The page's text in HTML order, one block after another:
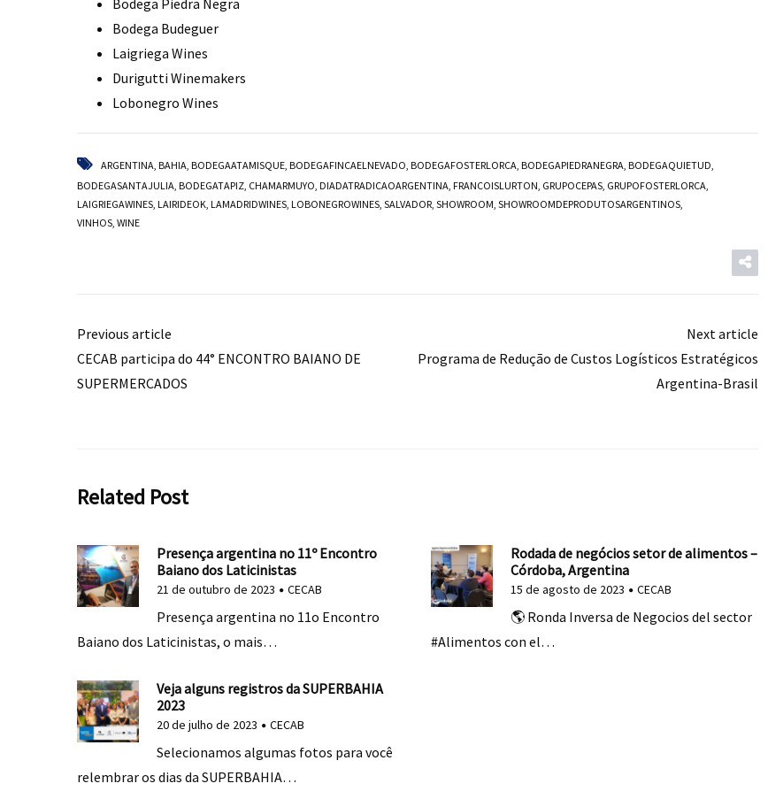
Bodega Piedra Negra
Bodega Budeguer
Laigriega Wines
Durigutti Winemakers
Lobonegro Wines
ARGENTINA, BAHIA, BODEGAATAMISQUE, BODEGAFINCAELNEVADO, BODEGAFOSTERLORCA, BODEGAPIEDRANEGRA, BODEGAQUIETUD,
BODEGASANTAJULIA, BODEGATAPIZ, CHAMARMUYO, DIADATRADICAOARGENTINA, FRANCOISLURTON, GRUPOCEPAS, GRUPOFOSTERLORCA,
LAIGRIEGAWINES, LAIRIDEOK, LAMADRIDWINES, LOBONEGROWINES, SALVADOR, SHOWROOM, SHOWROOMDEPRODUTOSARGENTINOS,
VINHOS, WINE
Previous article
CECAB participa do 44° ENCONTRO BAIANO DE
SUPERMERCADOS
Next article
Programa de Redução de Custos Logísticos Estratégicos
Argentina-Brasil
Related Post
Presença argentina no 11º Encontro
Baiano dos Laticinistas
21 de outubro de 2023 CECAB
Presença argentina no 11o Encontro
Baiano dos Laticinistas, o mais…
Rodada de negócios setor de alimentos –
Córdoba, Argentina
15 de agosto de 2023 CECAB
🌎 Ronda Inversa de Negocios del sector
#Alimentos con el…
Veja alguns registros da SUPERBAHIA
2023
20 de julho de 2023 CECAB
Selecionamos algumas fotos para você
relembrar os dias da SUPERBAHIA…